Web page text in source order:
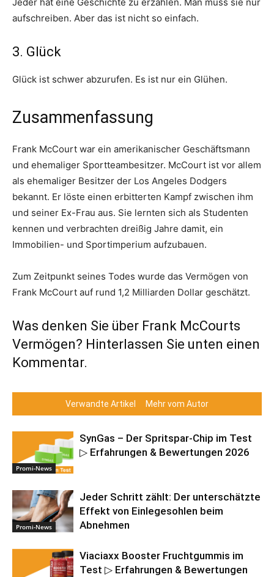
aufschreiben. Aber das ist nicht so einfach.
3. Glück
Glück ist schwer abzurufen. Es ist nur ein Glühen.
Zusammenfassung
Frank McCourt war ein amerikanischer Geschäftsmann
und ehemaliger Sportteambesitzer. McCourt ist vor allem
als ehemaliger Besitzer der Los Angeles Dodgers
bekannt. Er löste einen erbitterten Kampf zwischen ihm
und seiner Ex-Frau aus. Sie lernten sich als Studenten
kennen und verbrachten dreißig Jahre damit, ein
Immobilien- und Sportimperium aufzubauen.
Zum Zeitpunkt seines Todes wurde das Vermögen von
Frank McCourt auf rund 1,2 Milliarden Dollar geschätzt.
Was denken Sie über Frank McCourts
Vermögen? Hinterlassen Sie unten einen
Kommentar.
Verwandte Artikel Mehr vom Autor
Promi-News
SynGas – Der Spritspar-Chip im Test
▷ Erfahrungen & Bewertungen 2026
Promi-News
Jeder Schritt zählt: Der unterschätzte
Effekt von Einlegesohlen beim
Abnehmen
Viaciaxx Booster Fruchtgummis im
Test ▷ Erfahrungen & Bewertungen